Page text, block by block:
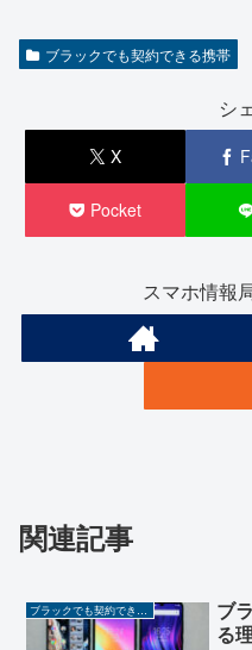
ブラックでも契約できる携帯
シ
X
Pocket
スマホ情報
関連記事
ブラックでも契約できる携帯
ブ
る